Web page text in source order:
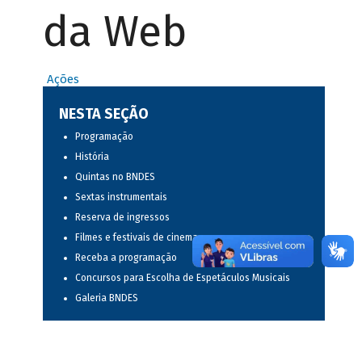
da Web
Ações
NESTA SEÇÃO
Programação
História
Quintas no BNDES
Sextas instrumentais
Reserva de ingressos
Filmes e festivais de cinema
Receba a programação
Concursos para Escolha de Espetáculos Musicais
Galeria BNDES